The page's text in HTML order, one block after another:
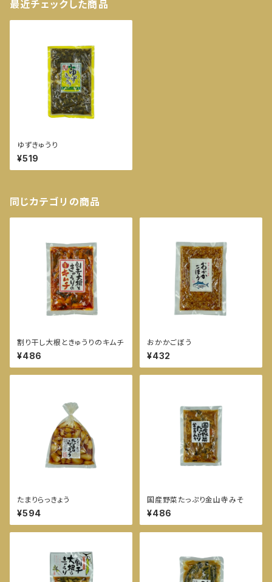
最近チェックした商品
ゆずきゅうり
¥519
同じカテゴリの商品
割り干し大根ときゅうりのキムチ
¥486
おかかごぼう
¥432
たまりらっきょう
¥594
国産野菜たっぷり金山寺みそ
¥486